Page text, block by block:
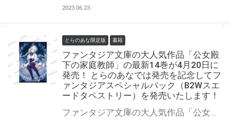
2023.06.23
とらのあな限定版 書籍
ファンタジア文庫の大人気作品「公女殿
下の家庭教師」の最新14巻が4月20日に
発売！ とらのあなでは発売を記念してフ
ァンタジアスペシャルパック（B2Wスエ
ードタペストリー）を発売いたします！